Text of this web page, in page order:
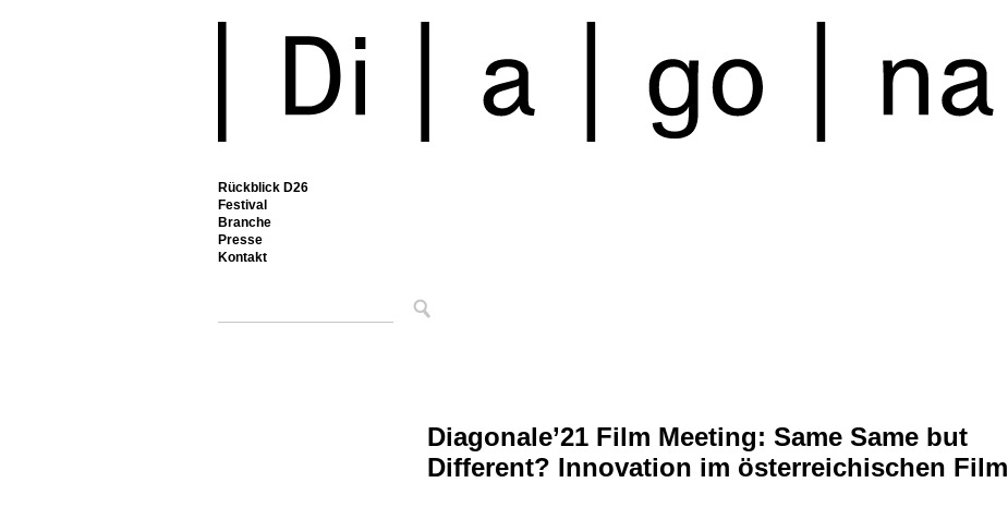
Rückblick D26
Festival
Branche
Presse
Kontakt
Diagonale’21 Film Meeting: Same Same but
Different? Innovation im österreichischen Film